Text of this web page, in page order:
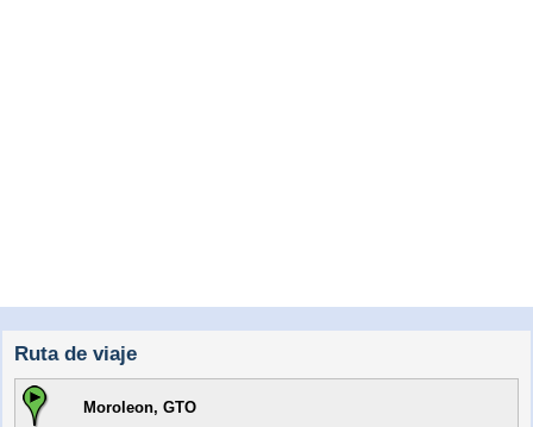
Ruta de viaje
Moroleon, GTO